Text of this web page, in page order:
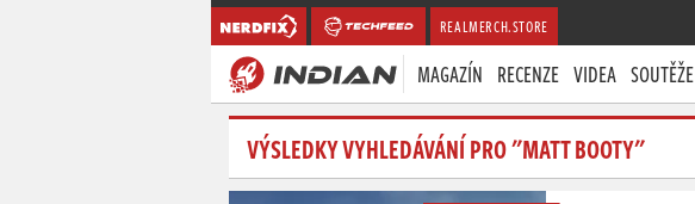
REALMERCH.STORE
MAGAZÍN RECENZE VIDEA SOUTĚŽE
VÝSLEDKY VYHLEDÁVÁNÍ PRO "MATT BOOTY"